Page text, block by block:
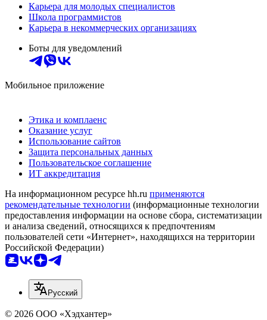
Карьера для молодых специалистов
Школа программистов
Карьера в некоммерческих организациях
Боты для уведомлений
Мобильное приложение
Этика и комплаенс
Оказание услуг
Использование сайтов
Защита персональных данных
Пользовательское соглашение
ИТ аккредитация
На информационном ресурсе hh.ru применяются
рекомендательные технологии (информационные технологии
предоставления информации на основе сбора, систематизации
и анализа сведений, относящихся к предпочтениям
пользователей сети «Интернет», находящихся на территории
Российской Федерации)
Русский
© 2026 ООО «Хэдхантер»